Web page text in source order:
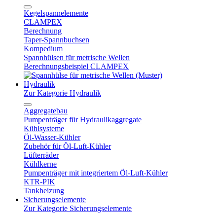
Kegelspannelemente
CLAMPEX
Berechnung
Taper-Spannbuchsen
Kompedium
Spannhülsen für metrische Wellen
Berechnungsbeispiel CLAMPEX
Hydraulik
Zur Kategorie Hydraulik
Aggregatebau
Pumpenträger für Hydraulikaggregate
Kühlsysteme
Öl-Wasser-Kühler
Zubehör für Öl-Luft-Kühler
Lüfterräder
Kühlkerne
Pumpenträger mit integriertem Öl-Luft-Kühler
KTR-PIK
Tankheizung
Sicherungselemente
Zur Kategorie Sicherungselemente